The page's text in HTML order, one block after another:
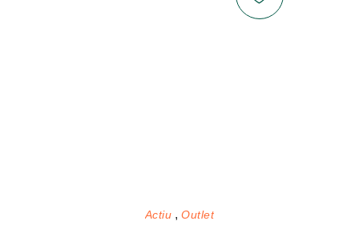
Actiu Outlet